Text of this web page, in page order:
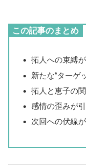
この記事のまとめ
拓人への束縛
新たな“ターゲ
拓人と恵子の
感情の歪みが
次回への伏線